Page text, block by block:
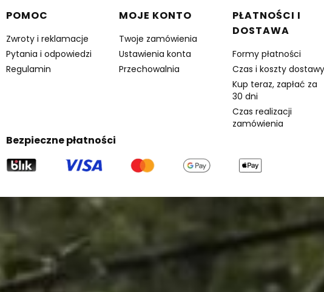
Linki w stopce
POMOC
Zwroty i reklamacje
Pytania i odpowiedzi
Regulamin
MOJE KONTO
Twoje zamówienia
Ustawienia konta
Przechowalnia
PŁATNOŚCI I
DOSTAWA
Formy płatności
Czas i koszty dostawy
Kup teraz, zapłać za
30 dni
Czas realizacji
zamówienia
Bezpieczne płatności